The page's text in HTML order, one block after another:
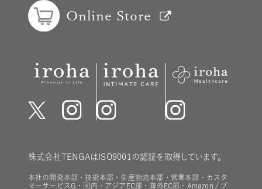
Online Store
株式会社TENGAはISO9001の認証を取得しています。
本社の開発本部・技術本部・生産物流本部・営業本部・カスタ
マーサービスG・国内・アジアEC部・海外EC部・Amazon / プ